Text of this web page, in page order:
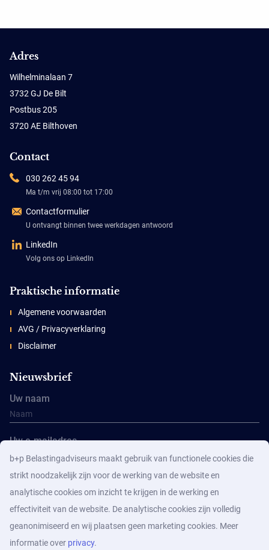
Adres
Wilhelminalaan 7
3732 GJ De Bilt
Postbus 205
3720 AE Bilthoven
Contact
030 262 45 94
Ma t/m vrij 08:00 tot 17:00
Contactformulier
U ontvangt binnen twee werkdagen antwoord
LinkedIn
Volg ons op LinkedIn
Praktische informatie
Algemene voorwaarden
AVG / Privacyverklaring
Disclaimer
Nieuwsbrief
Uw naam
Uw e-mailadres
Aanmelden
b+p Belastingadviseurs maakt gebruik van functionele cookies die
strikt noodzakelijk zijn voor de werking van de website en
analytische cookies om inzicht te krijgen in de werking en
effectiviteit van de website. De analytische cookies zijn volledig
geanonimiseerd en wij plaatsen geen marketing cookies. Meer
informatie over privacy.